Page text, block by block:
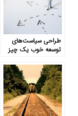
طراحی سیاست‌های
توسعه خوب یک چیز
چیزی دیگر